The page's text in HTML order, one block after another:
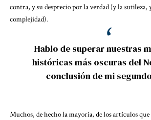
contra, y su desprecio por la verdad (y la sutileza,
complejidad).
Hablo de superar nuestras
históricas más oscuras del
conclusión de mi
Muchos, de hecho la mayoría, de los artículos